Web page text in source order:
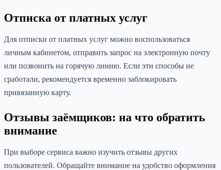
Отписка от платных услуг
Для отписки от платных услуг можно воспользоваться
личным кабинетом, отправить запрос на электронную почту
или позвонить на горячую линию. Если эти способы не
сработали, рекомендуется временно заблокировать
привязанную карту.
Отзывы заёмщиков: на что обратить
внимание
При выборе сервиса важно изучить отзывы других
пользователей. Обращайте внимание на удобство оформления